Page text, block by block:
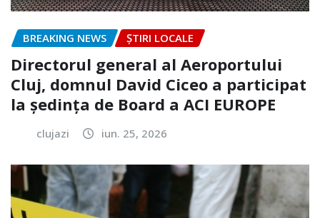
BREAKING NEWS ȘTIRI LOCALE
Directorul general al Aeroportului
Cluj, domnul David Ciceo a participat
la ședința de Board a ACI EUROPE
clujazi iun. 25, 2026